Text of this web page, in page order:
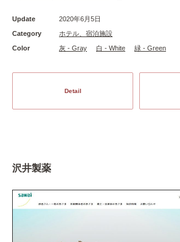
Update
2020年6月5日
Category
ホテル、宿泊施設
Color
灰 - Gray 白 - White 緑 - Green
Detail
沢井製薬